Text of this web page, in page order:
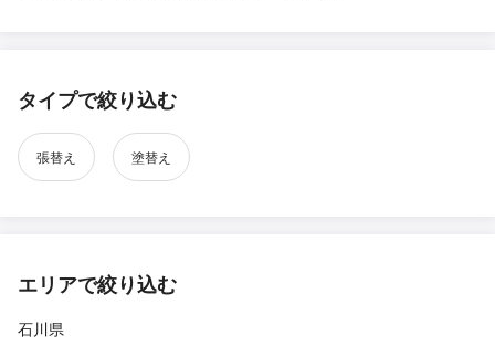
タイプで絞り込む
張替え 塗替え
エリアで絞り込む
石川県